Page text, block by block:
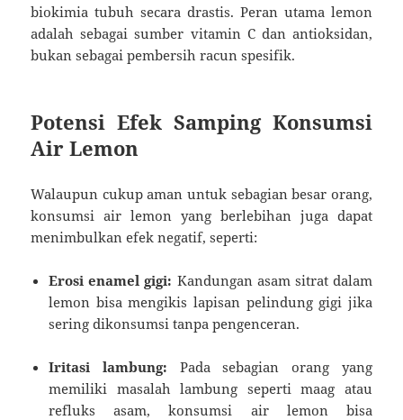
biokimia tubuh secara drastis. Peran utama lemon
adalah sebagai sumber vitamin C dan antioksidan,
bukan sebagai pembersih racun spesifik.
Potensi Efek Samping Konsumsi
Air Lemon
Walaupun cukup aman untuk sebagian besar orang,
konsumsi air lemon yang berlebihan juga dapat
menimbulkan efek negatif, seperti:
Erosi enamel gigi: Kandungan asam sitrat dalam
lemon bisa mengikis lapisan pelindung gigi jika
sering dikonsumsi tanpa pengenceran.
Iritasi lambung: Pada sebagian orang yang
memiliki masalah lambung seperti maag atau
refluks asam, konsumsi air lemon bisa